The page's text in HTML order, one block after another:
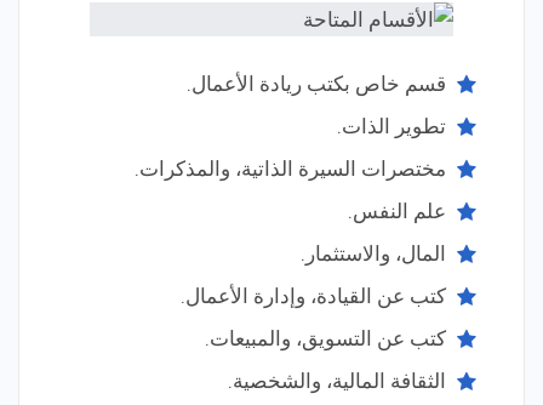
قسم خاص بكتب ريادة الأعمال.
تطوير الذات.
مختصرات السيرة الذاتية، والمذكرات.
علم النفس.
المال، والاستثمار.
كتب عن القيادة، وإدارة الأعمال.
كتب عن التسويق، والمبيعات.
الثقافة المالية، والشخصية.